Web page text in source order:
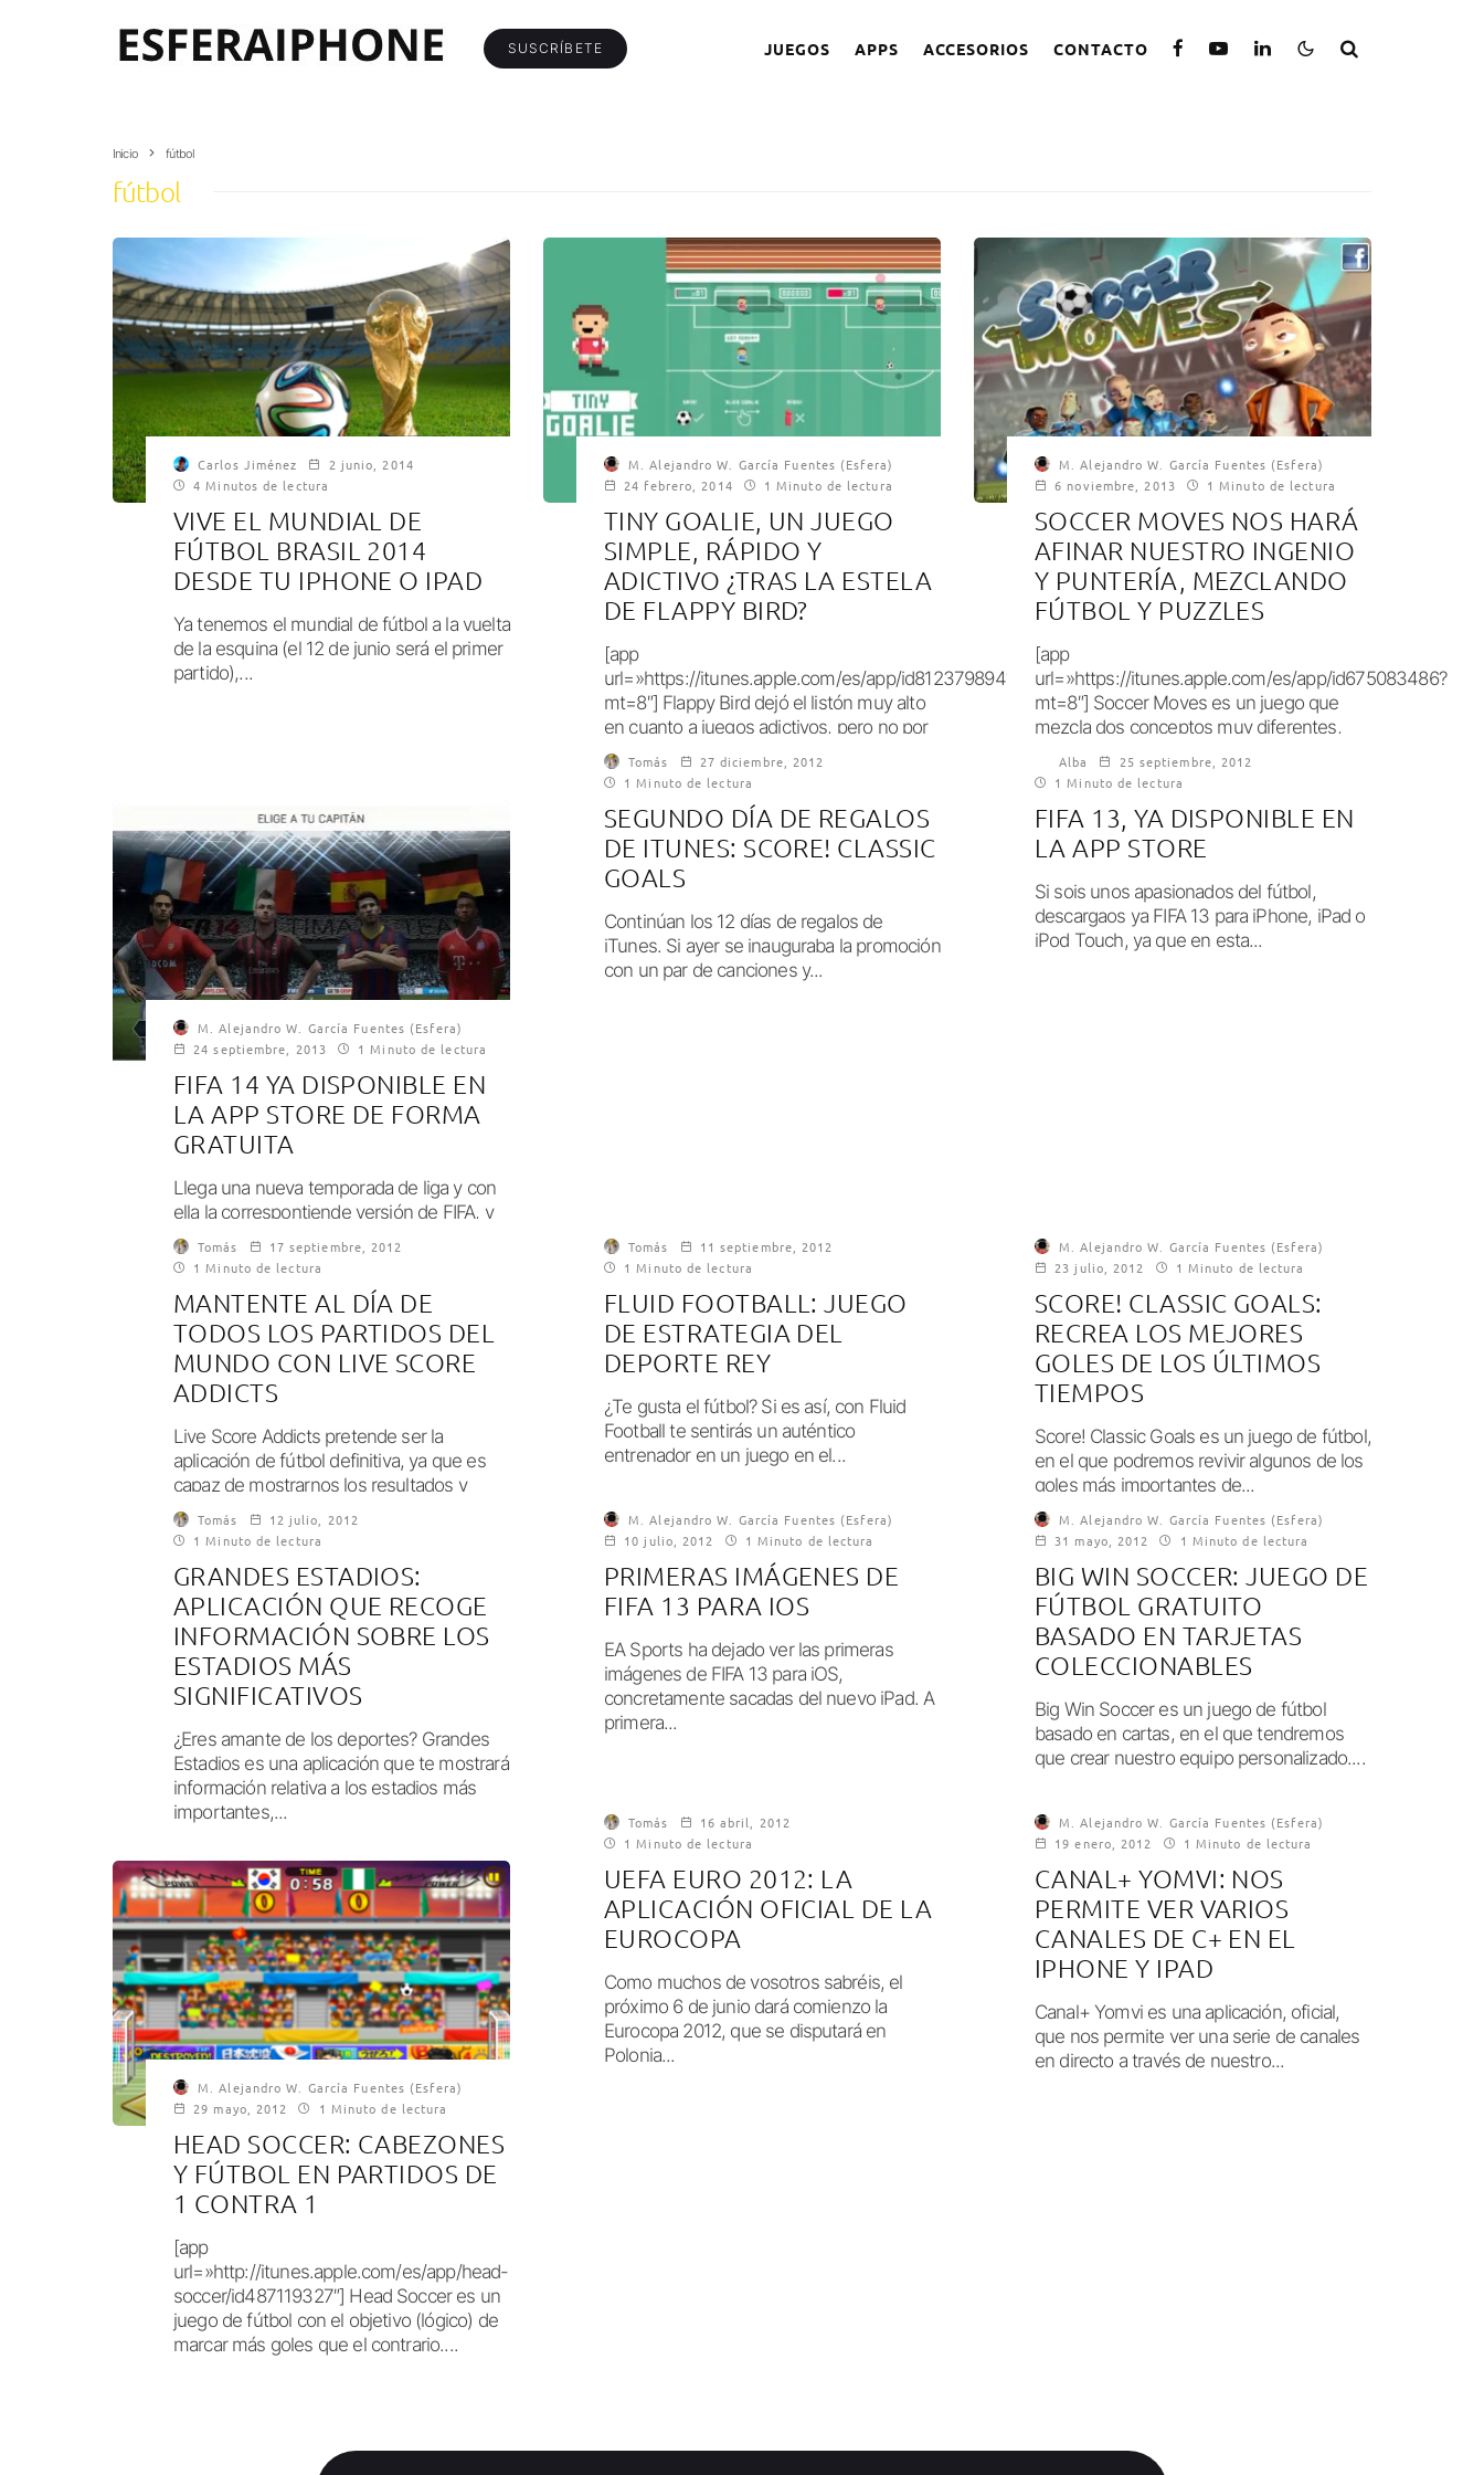
SUSCRÍBETE JUEGOS APPS ACCESORIOS CONTACTO
Inicio fútbol
fútbol
Carlos Jiménez
2 junio, 2014
4 Minutos de lectura
VIVE EL MUNDIAL DE
FÚTBOL BRASIL 2014
DESDE TU IPHONE O IPAD
Ya tenemos el mundial de fútbol a la vuelta
de la esquina (el 12 de junio será el primer
partido),...
M. Alejandro W. García Fuentes (Esfera)
24 febrero, 2014
1 Minuto de lectura
TINY GOALIE, UN JUEGO
SIMPLE, RÁPIDO Y
ADICTIVO ¿TRAS LA ESTELA
DE FLAPPY BIRD?
[app
url=»https://itunes.apple.com/es/app/id812379894?
mt=8″] Flappy Bird dejó el listón muy alto
en cuanto a juegos adictivos, pero no por
ello los desarrolladores...
M. Alejandro W. García Fuentes (Esfera)
6 noviembre, 2013
1 Minuto de lectura
SOCCER MOVES NOS HARÁ
AFINAR NUESTRO INGENIO
Y PUNTERÍA, MEZCLANDO
FÚTBOL Y PUZZLES
[app
url=»https://itunes.apple.com/es/app/id675083486?
mt=8″] Soccer Moves es un juego que
mezcla dos conceptos muy diferentes,
pero que lo convierten en un juego...
M. Alejandro W. García Fuentes (Esfera)
24 septiembre, 2013
1 Minuto de lectura
FIFA 14 YA DISPONIBLE EN
LA APP STORE DE FORMA
GRATUITA
Llega una nueva temporada de liga y con
ella la correspontiende versión de FIFA, y
es que ya está disponible...
Tomás
27 diciembre, 2012
1 Minuto de lectura
SEGUNDO DÍA DE REGALOS
DE ITUNES: SCORE! CLASSIC
GOALS
Continúan los 12 días de regalos de
iTunes. Si ayer se inauguraba la promoción
con un par de canciones y...
Alba
25 septiembre, 2012
1 Minuto de lectura
FIFA 13, YA DISPONIBLE EN
LA APP STORE
Si sois unos apasionados del fútbol,
descargaos ya FIFA 13 para iPhone, iPad o
iPod Touch, ya que en esta...
Tomás
17 septiembre, 2012
1 Minuto de lectura
MANTENTE AL DÍA DE
TODOS LOS PARTIDOS DEL
MUNDO CON LIVE SCORE
ADDICTS
Live Score Addicts pretende ser la
aplicación de fútbol definitiva, ya que es
capaz de mostrarnos los resultados y
estadísticas...
Tomás
11 septiembre, 2012
1 Minuto de lectura
FLUID FOOTBALL: JUEGO
DE ESTRATEGIA DEL
DEPORTE REY
¿Te gusta el fútbol? Si es así, con Fluid
Football te sentirás un auténtico
entrenador en un juego en el...
M. Alejandro W. García Fuentes (Esfera)
23 julio, 2012
1 Minuto de lectura
SCORE! CLASSIC GOALS:
RECREA LOS MEJORES
GOLES DE LOS ÚLTIMOS
TIEMPOS
Score! Classic Goals es un juego de fútbol,
en el que podremos revivir algunos de los
goles más importantes de...
Tomás
12 julio, 2012
1 Minuto de lectura
GRANDES ESTADIOS:
APLICACIÓN QUE RECOGE
INFORMACIÓN SOBRE LOS
ESTADIOS MÁS
SIGNIFICATIVOS
¿Eres amante de los deportes? Grandes
Estadios es una aplicación que te mostrará
información relativa a los estadios más
importantes,...
M. Alejandro W. García Fuentes (Esfera)
10 julio, 2012
1 Minuto de lectura
PRIMERAS IMÁGENES DE
FIFA 13 PARA IOS
EA Sports ha dejado ver las primeras
imágenes de FIFA 13 para iOS,
concretamente sacadas del nuevo iPad. A
primera...
M. Alejandro W. García Fuentes (Esfera)
31 mayo, 2012
1 Minuto de lectura
BIG WIN SOCCER: JUEGO DE
FÚTBOL GRATUITO
BASADO EN TARJETAS
COLECCIONABLES
Big Win Soccer es un juego de fútbol
basado en cartas, en el que tendremos
que crear nuestro equipo personalizado....
M. Alejandro W. García Fuentes (Esfera)
29 mayo, 2012
1 Minuto de lectura
HEAD SOCCER: CABEZONES
Y FÚTBOL EN PARTIDOS DE
1 CONTRA 1
[app
url=»http://itunes.apple.com/es/app/head-
soccer/id487119327″] Head Soccer es un
juego de fútbol con el objetivo (lógico) de
marcar más goles que el contrario....
Tomás
16 abril, 2012
1 Minuto de lectura
UEFA EURO 2012: LA
APLICACIÓN OFICIAL DE LA
EUROCOPA
Como muchos de vosotros sabréis, el
próximo 6 de junio dará comienzo la
Eurocopa 2012, que se disputará en
Polonia...
M. Alejandro W. García Fuentes (Esfera)
19 enero, 2012
1 Minuto de lectura
CANAL+ YOMVI: NOS
PERMITE VER VARIOS
CANALES DE C+ EN EL
IPHONE Y IPAD
Canal+ Yomvi es una aplicación, oficial,
que nos permite ver una serie de canales
en directo a través de nuestro...